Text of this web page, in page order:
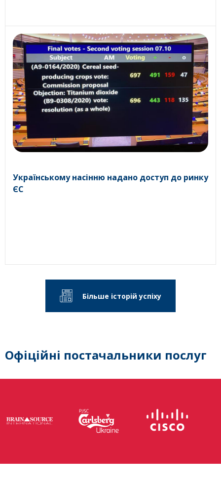
Українському насінню надано доступ до ринку
ЄС
Більше історій успіху
Офіційні постачальники послуг